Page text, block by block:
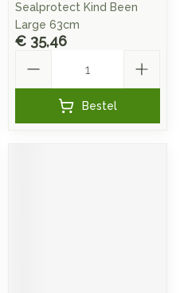
Sealprotect Kind Been
Large 63cm
€ 35,46
Bestel